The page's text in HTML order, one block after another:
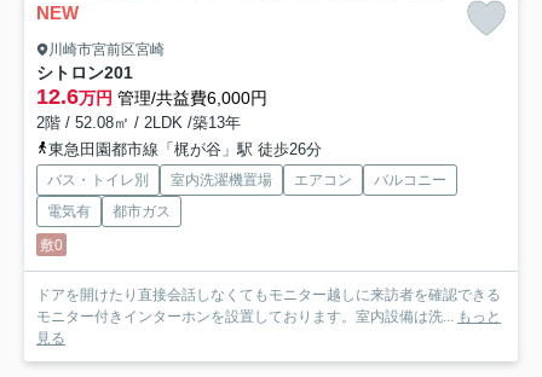
NEW
川崎市宮前区宮崎
シトロン201
12.6万円 管理/共益費6,000円
2階 / 52.08㎡ / 2LDK /築13年
東急田園都市線「梶が谷」駅 徒歩26分
バス・トイレ別 室内洗濯機置場 エアコン
バルコニー
電気有
都市ガス
敷0
ドアを開けたり直接会話しなくてもモニター越しに来訪者を確認できる
モニター付きインターホンを設置しております。室内設備は洗... もっと
見る